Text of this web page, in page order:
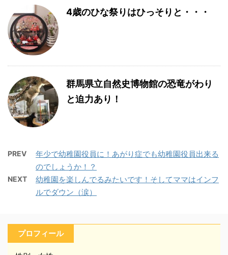
4歳のひな祭りはひっそりと・・・
群馬県立自然史博物館の恐竜がわり
と迫力あり！
PREV
年少で幼稚園役員に！あがり症でも幼稚園役員出来る
のでしょうか！？
NEXT
幼稚園を楽しんでるみたいです！そしてママはインフ
ルでダウン（涙）
プロフィール